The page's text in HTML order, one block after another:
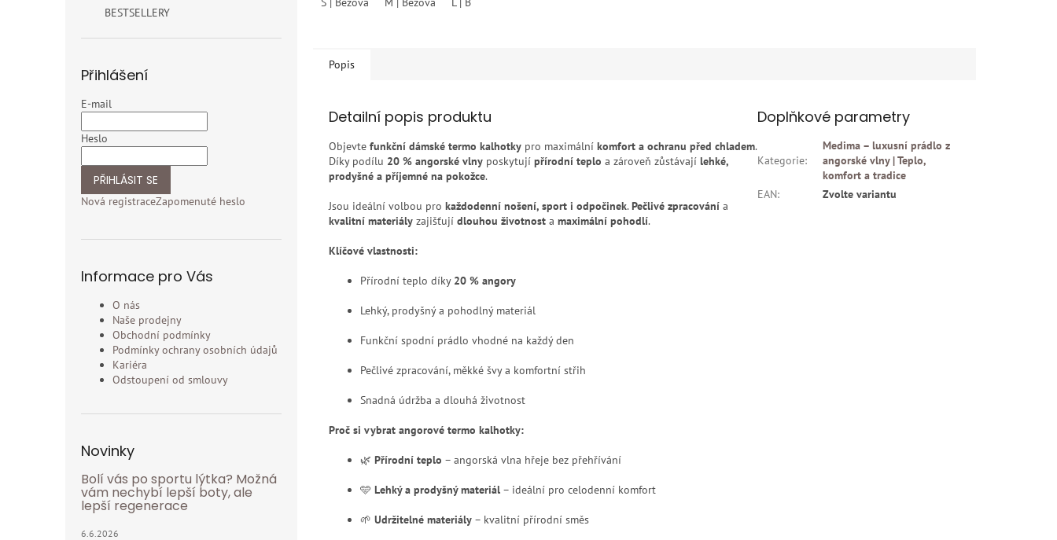
BESTSELLERY
Přihlášení
E-mail
Heslo
PŘIHLÁSIT SE
Nová registraceZapomenuté heslo
Informace pro Vás
O nás
Naše prodejny
Obchodní podmínky
Podmínky ochrany osobních údajů
Kariéra
Odstoupení od smlouvy
Novinky
Bolí vás po sportu lýtka? Možná
vám nechybí lepší boty, ale
lepší regenerace
6.6.2026
z
Popis
Detailní popis produktu
Objevte funkční dámské termo kalhotky pro maximální komfort a ochranu před chladem.
Díky podílu 20 % angorské vlny poskytují přírodní teplo a zároveň zůstávají lehké,
prodyšné a příjemné na pokožce.
Jsou ideální volbou pro každodenní nošení, sport i odpočinek.Pečlivé zpracování a
kvalitní materiály zajišťují dlouhou životnost a maximální pohodlí.
Klíčové vlastnosti:
Přírodní teplo díky 20 % angory
Lehký, prodyšný a pohodlný materiál
Funkční spodní prádlo vhodné na každý den
Pečlivé zpracování, měkké švy a komfortní střih
Snadná údržba a dlouhá životnost
Proč si vybrat angorové termo kalhotky:
🌿 Přírodní teplo – angorská vlna hřeje bez přehřívání
🩵 Lehký a prodyšný materiál – ideální pro celodenní komfort
🌱 Udržitelné materiály – kvalitní přírodní směs
Doplňkové parametry
Kategorie:
Medima – luxusní prádlo z
angorské vlny | Teplo,
komfort a tradice
EAN: Zvolte variantu